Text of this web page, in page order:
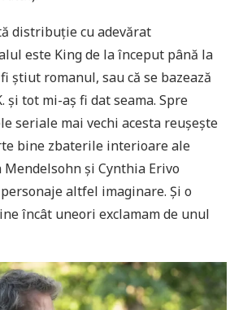
distribuție cu adevărat
este King de la început până la
știut romanul, sau că se bazează
și tot mi-aș fi dat seama. Spre
seriale mai vechi acesta reușește
bine zbaterile interioare ale
Mendelsohn și Cynthia Erivo
altfel imaginare. Și o
încât uneori exclamam de unul